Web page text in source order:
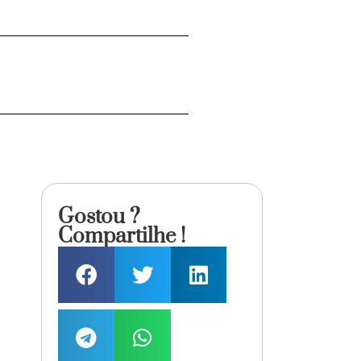
Gostou ?
Compartilhe !